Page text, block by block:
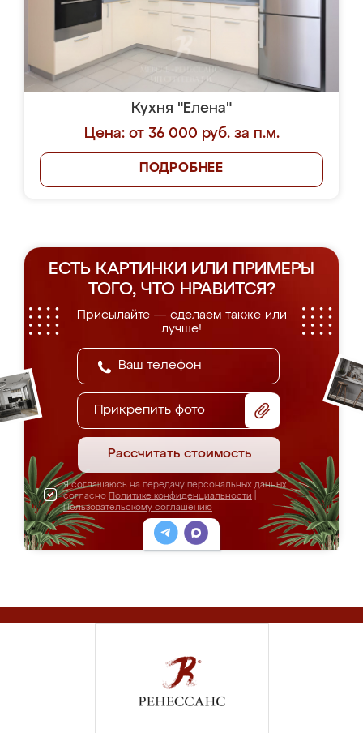
Кухня "Елена"
Цена: от 36 000 руб. за п.м.
ПОДРОБНЕЕ
ЕСТЬ КАРТИНКИ ИЛИ ПРИМЕРЫ
ТОГО, ЧТО НРАВИТСЯ?
Присылайте — сделаем также или
лучше!
Прикрепить фото
Рассчитать стоимость
Я соглашаюсь на передачу персональных данных
согласно Политике конфиденциальности
Пользовательскому соглашению